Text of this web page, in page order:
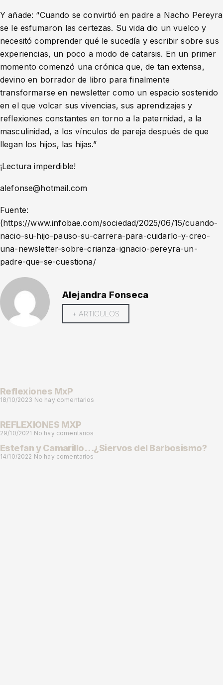
Y añade: “Cuando se convirtió en padre a Nacho Pereyra
se le esfumaron las certezas. Su vida dio un vuelco y
necesitó comprender qué le sucedía y escribir sobre sus
experiencias, un poco a modo de catarsis. En un primer
momento comenzó una crónica que, de tan extensa,
devino en borrador de libro para finalmente
transformarse en newsletter como un espacio sostenido
en el que volcar sus vivencias, sus aprendizajes y
reflexiones constantes en torno a la paternidad, a la
masculinidad, a los vínculos de pareja después de que
llegan los hijos, las hijas.”
¡Lectura imperdible!
alefonse@hotmail.com
Fuente:
(https://www.infobae.com/sociedad/2025/06/15/cuando-
nacio-su-hijo-pauso-su-carrera-para-cuidarlo-y-creo-
una-newsletter-sobre-crianza-ignacio-pereyra-un-
padre-que-se-cuestiona/
Alejandra Fonseca
+ ARTICULOS
Reflexiones MxP
18/10/2023 No hay comentarios
REFLEXIONES MXP
29/10/2021 No hay comentarios
Estefan y Camarillo…¿Siervos del Barbosismo?
14/10/2022 No hay comentarios